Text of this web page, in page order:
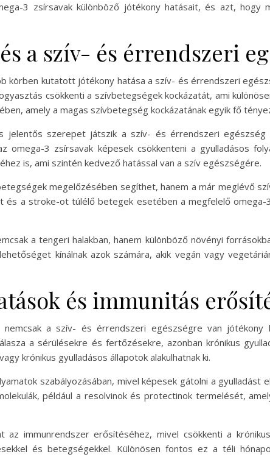
3 zsírsavak különböző jótékony hatásait, és azt,
a szív- és érrendszeri
körben kutatott jótékony hatása a szív- és érrendszeri
csökkenti a szívbetegségek kockázatát, ami
amely a magas szívbetegség kockázatának egyik fő
jelentős szerepet játszik a szív- és érrendszeri
3 zsírsavak képesek csökkenteni a gyulladásos
is, ami szintén kedvező hatással van a szív egészségére.
megelőzésében segíthet, hanem a már meglévő
és a stroke-ot túlélő betegek esetében a megfelelő
a tengeri halakban, hanem különböző növényi
kínálnak azok számára, akik vegán vagy
és immunitás
nemcsak a szív- és érrendszeri egészségre van jótékony
a sérülésekre és fertőzésekre, azonban krónikus
krónikus gyulladásos állapotok alakulhatnak ki.
szabályozásában, mivel képesek gátolni a
például a resolvinok és protectinok termelését,
immunrendszer erősítéséhez, mivel csökkenti a
és betegségekkel. Különösen fontos ez a téli